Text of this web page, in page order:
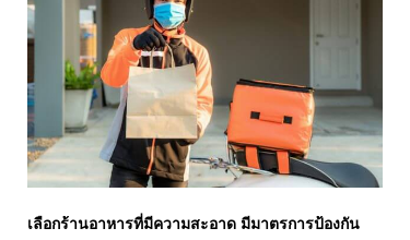
เลือกร้านอาหารที่มีความสะอาด มีมาตรการป้องกัน